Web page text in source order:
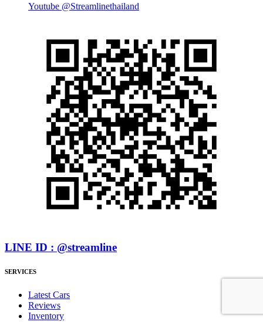
Youtube @Streamlinethailand
LINE ID : @streamline
SERVICES
Latest Cars
Reviews
Inventory